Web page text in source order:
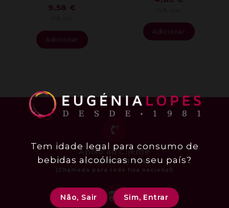
9,58 €
Adicionar
Adicionar
Apoio ao Cliente
+351258 371 314
Tem idade legal para consumo de
bebidas alcoólicas no seu país?
Não, Sair Sim, Entrar